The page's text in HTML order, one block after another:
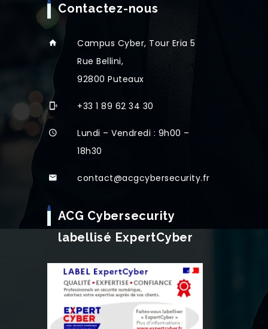
Contactez-nous
Campus Cyber, Tour Eria 5
Rue Bellini,
92800 Puteaux
+33 1 89 62 34 30
Lundi – Vendredi : 9h00 –
18h30
contact@acgcybersecurity.fr
ACG Cybersecurity
labellisé ExpertCyber